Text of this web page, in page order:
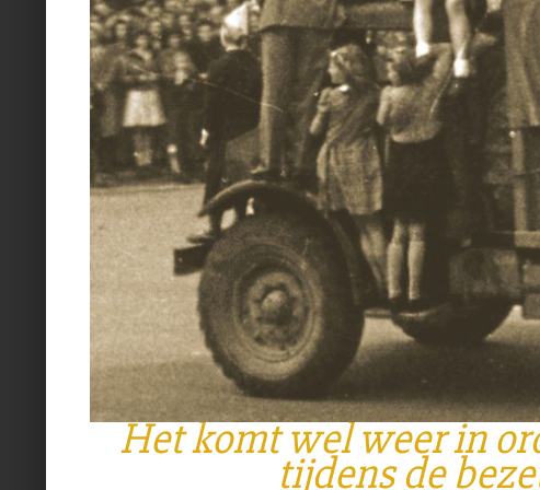
Het komt wel weer in
tijdens de